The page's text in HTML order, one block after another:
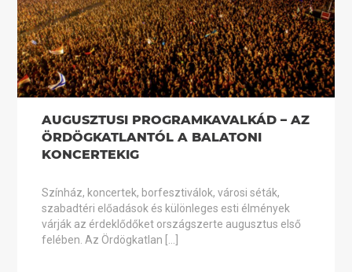
AUGUSZTUSI PROGRAMKAVALKÁD – AZ
ÖRDÖGKATLANTÓL A BALATONI
KONCERTEKIG
Színház, koncertek, borfesztiválok, városi séták,
szabadtéri előadások és különleges esti élmények
várják az érdeklődőket országszerte augusztus első
felében. Az Ördögkatlan […]